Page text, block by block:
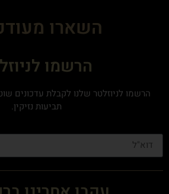
השארו
הרשמו
הרשמו לניוזלטר שלנו לקבלת עדכונים
תביעות נזיקין.